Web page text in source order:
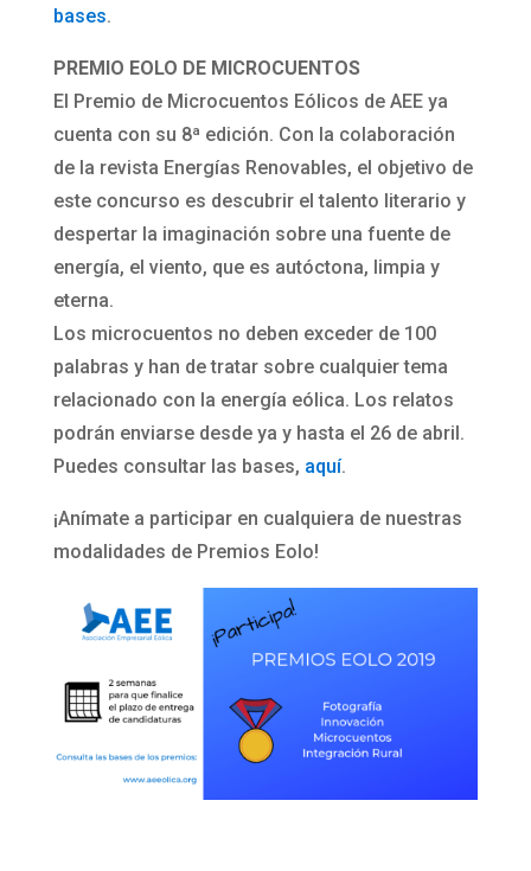
bases.
PREMIO EOLO DE MICROCUENTOS
El Premio de Microcuentos Eólicos de AEE ya
cuenta con su 8ª edición. Con la colaboración
de la revista Energías Renovables, el objetivo de
este concurso es descubrir el talento literario y
despertar la imaginación sobre una fuente de
energía, el viento, que es autóctona, limpia y
eterna.
Los microcuentos no deben exceder de 100
palabras y han de tratar sobre cualquier tema
relacionado con la energía eólica. Los relatos
podrán enviarse desde ya y hasta el 26 de abril.
Puedes consultar las bases, aquí.
¡Anímate a participar en cualquiera de nuestras
modalidades de Premios Eolo!